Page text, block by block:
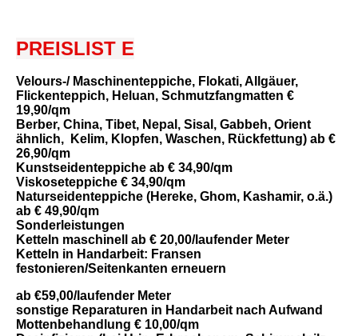
PREISLIST E
Velours-/ Maschinenteppiche, Flokati, Allgäuer,
Flickenteppich, Heluan, Schmutzfangmatten €
19,90/qm
Berber, China, Tibet, Nepal, Sisal, Gabbeh, Orient
ähnlich, Kelim, Klopfen, Waschen, Rückfettung) ab €
26,90/qm
Kunstseidenteppiche ab € 34,90/qm
Viskoseteppiche € 34,90/qm
Naturseidenteppiche (Hereke, Ghom, Kashamir, o.ä.)
ab € 49,90/qm
Sonderleistungen
Ketteln maschinell ab € 20,00/laufender Meter
Ketteln in Handarbeit: Fransen
festonieren/Seitenkanten erneuern
ab €59,00/laufender Meter
sonstige Reparaturen in Handarbeit nach Aufwand
Mottenbehandlung € 10,00/qm